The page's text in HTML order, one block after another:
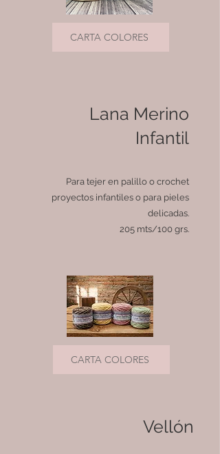
CARTA COLORES
Lana Merino
Infantil
Para tejer en palillo o crochet
proyectos infantiles o para pieles
delicadas.
205 mts/100 grs.
CARTA COLORES
Vellón